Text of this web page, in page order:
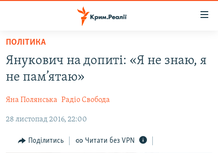
Перейти
основного
матеріалу
до
навігації
Перейти
ВОДА.КРИМ
ПОЛІТИКА
БЛОГИ
ПОГЛЯД
ПОЛІТИКА
Янукович на допиті: «Я не знаю, я
не пам’ятаю»
Яна Полянська Радіо Свобода
28 листопад 2016, 22:00
Поділитись Читати без VPN